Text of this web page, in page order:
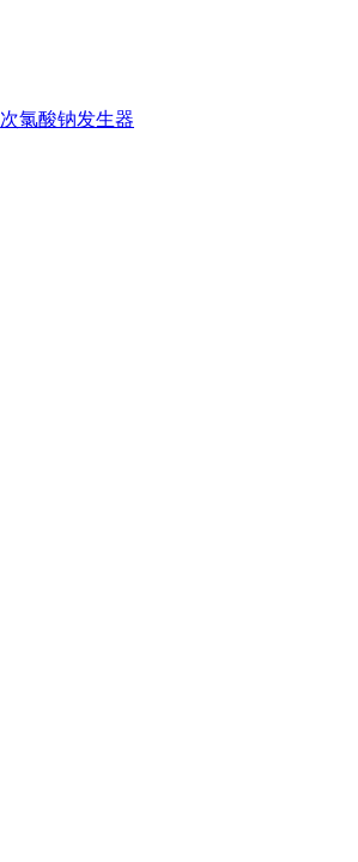
次氯酸钠发生器